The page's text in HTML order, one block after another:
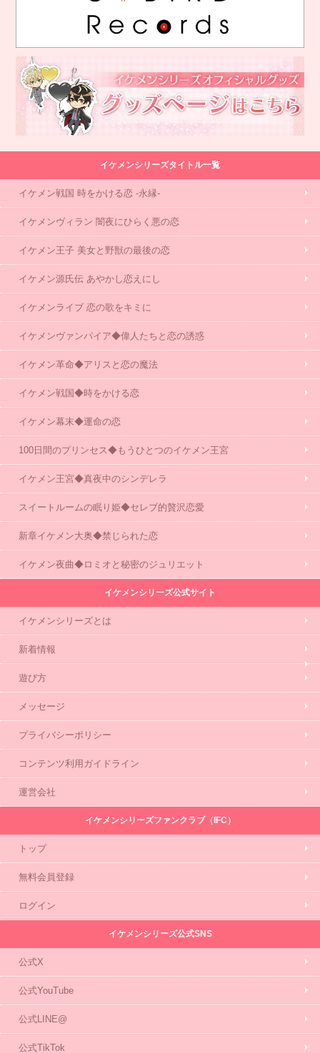
イケメンシリーズタイトル一覧
イケメン戦国 時をかける恋 -永縁-
イケメンヴィラン 闇夜にひらく悪の恋
イケメン王子 美女と野獣の最後の恋
イケメン源氏伝 あやかし恋えにし
イケメンライブ 恋の歌をキミに
イケメンヴァンパイア◆偉人たちと恋の誘惑
イケメン革命◆アリスと恋の魔法
イケメン戦国◆時をかける恋
イケメン幕末◆運命の恋
100日間のプリンセス◆もうひとつのイケメン王宮
イケメン王宮◆真夜中のシンデレラ
スイートルームの眠り姫◆セレブ的贅沢恋愛
新章イケメン大奥◆禁じられた恋
イケメン夜曲◆ロミオと秘密のジュリエット
イケメンシリーズ公式サイト
イケメンシリーズとは
新着情報
遊び方
メッセージ
プライバシーポリシー
コンテンツ利用ガイドライン
運営会社
イケメンシリーズファンクラブ（IFC）
トップ
無料会員登録
ログイン
イケメンシリーズ公式SNS
公式X
公式YouTube
公式LINE@
公式TikTok